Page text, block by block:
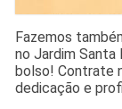
Fazemos
no Jardim Santa
bolso! Contrate
dedicação e